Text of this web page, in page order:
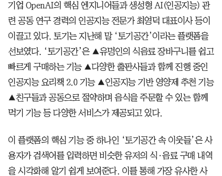
기업 OpenAI의 핵심 엔지니어들과 생성형 AI(인공지능) 관
련 공동 연구 경력의 인공지능 전문가 최영덕 대표이사 등이
이끌고 있다. 토기는 지난해 말 ‘토기공간’이라는 플랫폼을
선보였다. ‘토기공간’은 ▲유명인의 식음료 장바구니를 쉽고
빠르게 구매하는 기능 ▲다양한 출판사들과 함께 진행 중인
인공지능 요리책 2.0 기능 ▲인공지능 기반 영양제 추천 기능
▲친구들과 공동으로 절약하며 음식을 주문할 수 있는 함께
먹기 기능 등 다양한 서비스가 제공되고 있다.
이 플랫폼의 핵심 기능 중 하나인 ‘토기공간 속 이웃들’은 사
용자가 검색어를 입력하면 비슷한 유저의 식·음료 구매 내역
을 시각화해 알기 쉽게 보여준다. 이를 통해 가장 유사한 사